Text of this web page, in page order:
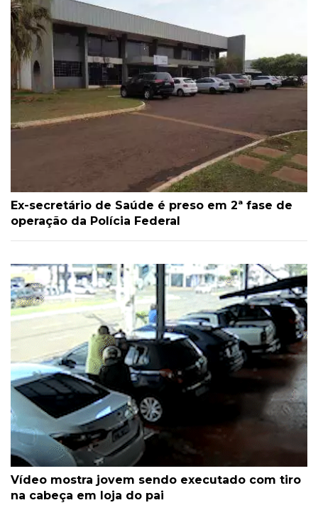
Ex-secretário de Saúde é preso em 2ª fase de
operação da Polícia Federal
Vídeo mostra jovem sendo executado com tiro
na cabeça em loja do pai